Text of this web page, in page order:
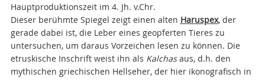
Hauptproduktionszeit im 4. Jh. v.Chr.
Dieser berühmte Spiegel zeigt einen alten Haruspex, der
gerade dabei ist, die Leber eines geopferten Tieres zu
untersuchen, um daraus Vorzeichen lesen zu können. Die
etruskische Inschrift weist ihn als Kalchasaus, d.h. den
mythischen griechischen Hellseher, der hier ikonografisch in